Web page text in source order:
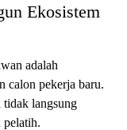
Ekosistem
adalah
calon pekerja baru.
tidak langsung
pelatih.